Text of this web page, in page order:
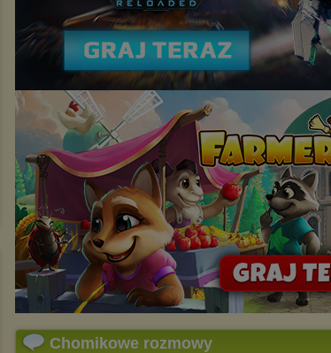
Chomikowe rozmowy